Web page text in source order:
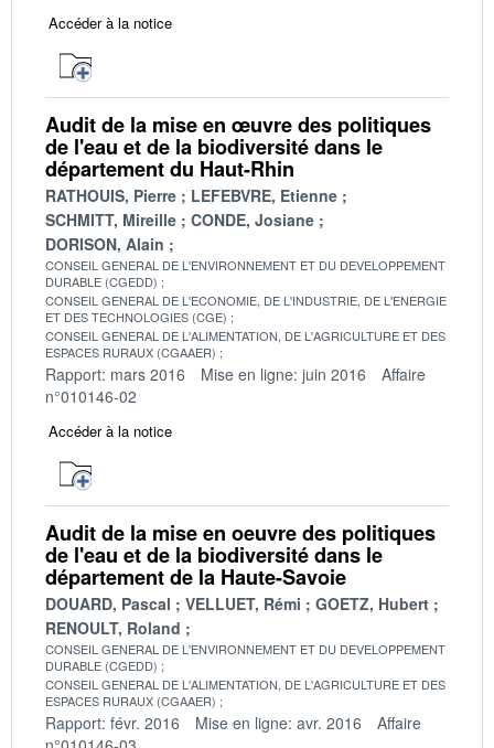
Accéder à la notice
Audit de la mise en œuvre des politiques
de l'eau et de la biodiversité dans le
département du Haut-Rhin
RATHOUIS, Pierre
LEFEBVRE, Etienne
SCHMITT, Mireille
CONDE, Josiane
DORISON, Alain
CONSEIL GENERAL DE L'ENVIRONNEMENT ET DU DEVELOPPEMENT
DURABLE (CGEDD)
CONSEIL GENERAL DE L'ECONOMIE, DE L'INDUSTRIE, DE L'ENERGIE
ET DES TECHNOLOGIES (CGE)
CONSEIL GENERAL DE L'ALIMENTATION, DE L'AGRICULTURE ET DES
ESPACES RURAUX (CGAAER)
Rapport: mars 2016 Mise en ligne: juin 2016
Affaire
n°010146-02
Accéder à la notice
Audit de la mise en oeuvre des politiques
de l'eau et de la biodiversité dans le
département de la Haute-Savoie
DOUARD, Pascal VELLUET, Rémi
GOETZ, Hubert
RENOULT, Roland
CONSEIL GENERAL DE L'ENVIRONNEMENT ET DU DEVELOPPEMENT
DURABLE (CGEDD)
CONSEIL GENERAL DE L'ALIMENTATION, DE L'AGRICULTURE ET DES
ESPACES RURAUX (CGAAER)
Rapport: févr. 2016 Mise en ligne: avr. 2016
Affaire